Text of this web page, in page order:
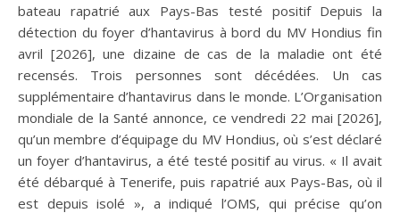
bateau rapatrié aux Pays-Bas testé positif Depuis la
détection du foyer d’hantavirus à bord du MV Hondius fin
avril [2026], une dizaine de cas de la maladie ont été
recensés. Trois personnes sont décédées. Un cas
supplémentaire d’hantavirus dans le monde. L’Organisation
mondiale de la Santé annonce, ce vendredi 22 mai [2026],
qu’un membre d’équipage du MV Hondius, où s’est déclaré
un foyer d’hantavirus, a été testé positif au virus. « Il avait
été débarqué à Tenerife, puis rapatrié aux Pays-Bas, où il
est depuis isolé », a indiqué l’OMS, qui précise qu’on